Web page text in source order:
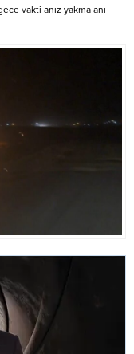
vakti anız yakma anı